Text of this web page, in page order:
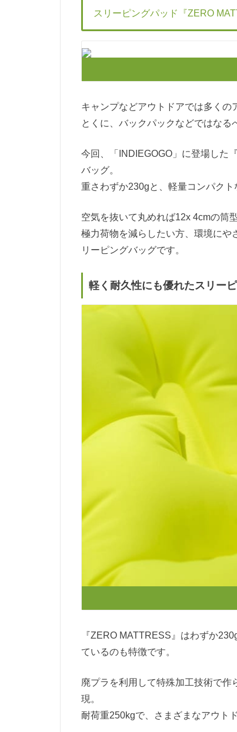
スリーピングパッド『ZERO
キャンプなどアウトドアでは多くの
とくに、バックパックなどではなる
今回、「INDIEGOGO」に登場した
バッグ。
重さわずか230gと、軽量コンパクト
空気を抜いて丸めれば12x 4cmの筒
極力荷物を減らしたい方、環境にや
リーピングバッグです。
軽く耐久性にも優れたスリー
『ZERO MATTRESS』はわずか
ているのも特徴です。
廃プラを利用して特殊加工技術で
現。
耐荷重250kgで、さまざまなアウト